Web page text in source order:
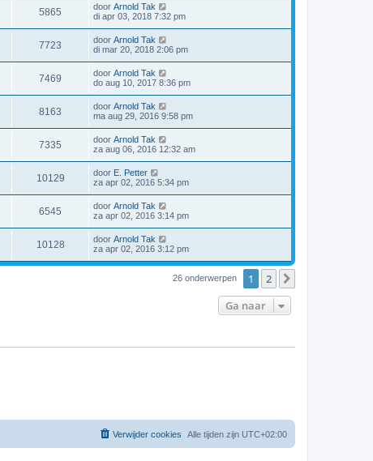
5865 door Arnold Tak
di apr 03, 2018 7:32 pm
7723 door Arnold Tak
di mar 20, 2018 2:06 pm
7469 door Arnold Tak
do aug 10, 2017 8:36 pm
8163 door Arnold Tak
ma aug 29, 2016 9:58 pm
7335 door Arnold Tak
za aug 06, 2016 12:32 am
10129 door E. Petter
za apr 02, 2016 5:34 pm
6545 door Arnold Tak
za apr 02, 2016 3:14 pm
10128 door Arnold Tak
za apr 02, 2016 3:12 pm
26 onderwerpen 1 2
Ga naar
Alle tijden zijn UTC+02:00
Verwijder cookies